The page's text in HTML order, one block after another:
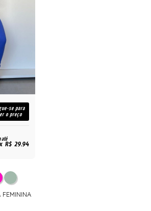
se para
o preço
até
R$ 29,94